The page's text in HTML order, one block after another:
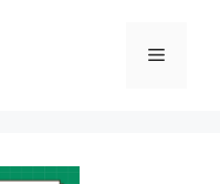
메